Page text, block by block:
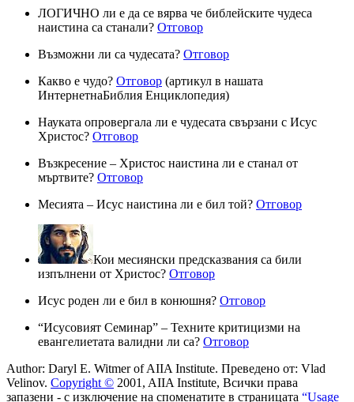
ЛОГИЧНО ли е да се вярва че библейските чудеса
наистина са станали? Отговор
Възможни ли са чудесата? Отговор
Какво е чудо? Отговор (артикул в нашата
ИнтернетнаБиблия Енциклопедия)
Науката опровергала ли е чудесата свързани с Исус
Христос? Отговор
Възкресение – Христос наистина ли е станал от
мъртвите? Отговор
Месията – Исус наистина ли е бил той? Отговор
Кои месиянски предсказвания са били
изпълнени от Христос? Отговор
Исус роден ли е бил в конюшня? Отговор
“Исусовият Семинар” – Техните критицизми на
евангелиетата валидни ли са? Отговор
Author: Daryl E. Witmer of AIIA Institute. Преведено от: Vlad
Velinov. Copyright © 2001, AIIA Institute, Всички права
запазени - с изключение на споменатите в страницата “Usage